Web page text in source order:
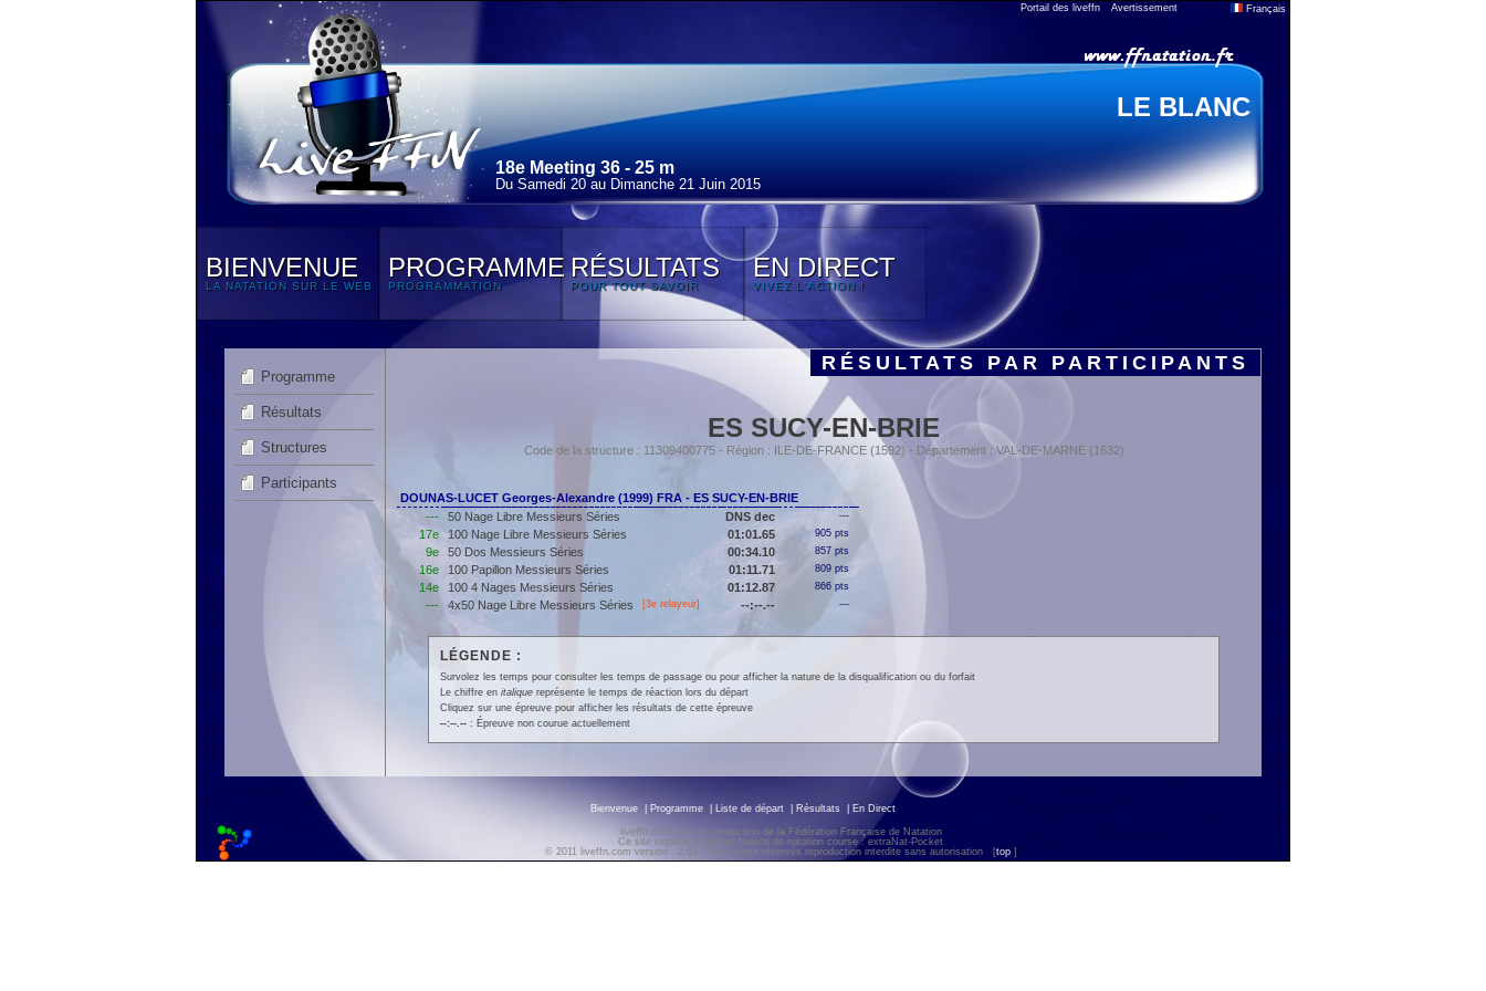
Portail des liveffn Avertissement Français
LE BLANC
18e Meeting 36 - 25 m
Du Samedi 20 au Dimanche 21 Juin 2015
BIENVENUE
LA NATATION SUR LE WEB
PROGRAMME
PROGRAMMATION
RÉSULTATS
POUR TOUT SAVOIR
EN DIRECT
VIVEZ L'ACTION !
Programme
Résultats
Structures
Participants
RÉSULTATS PAR PARTICIPANTS
ES SUCY-EN-BRIE
Code de la structure : 11309400775 - Région : ILE-DE-FRANCE (1592) - Département : VAL-DE-MARNE (1632)
DOUNAS-LUCET Georges-Alexandre (1999) FRA - ES SUCY-EN-BRIE
---
50 Nage Libre Messieurs Séries DNS dec ---
17e 100 Nage Libre Messieurs Séries 01:01.65 905 pts
9e 50 Dos Messieurs Séries 00:34.10 857 pts
16e 100 Papillon Messieurs Séries 01:11.71 809 pts
14e 100 4 Nages Messieurs Séries 01:12.87 866 pts
--- 4x50 Nage Libre Messieurs Séries [3e relayeur] --:--.-- ---
LÉGENDE :
Survolez les temps pour consulter les temps de passage ou pour afficher la nature de la disqualification ou du forfait
Le chiffre en italiquereprésente le temps de réaction lors du départ
Cliquez sur une épreuve pour afficher les résultats de cette épreuve
--:--.--: Épreuve non courue actuellement
Bienvenue Programme Liste de départ Résultats En Direct
liveffn.com est une production de la Fédération Française de Natation
Ce site exploite le logiciel fédéral de natation course : extraNat-Pocket
© 2011 liveffn.com version : 2.01 - Tous droits réservés reproduction interdite sans autorisation
[top ]